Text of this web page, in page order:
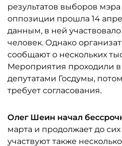
результатов выборов
оппозиции прошла 14
данным, в ней
человек. Однако
сообщают о нескольких
Мероприятия проходили
депутатами Госдумы,
требует согласования.
Олег Шеин начал
марта и продолжает до
участвуют также